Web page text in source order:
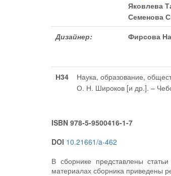
Яковлева
Семенова
Дизайнер:
Фирсова
Н34
Наука, образование,
О. Н. Широков [и др.]. –
ISBN 978-5-9500416-1-7
DOI 10.21661/a-462
В сборнике представлены
материалах сборника приведены